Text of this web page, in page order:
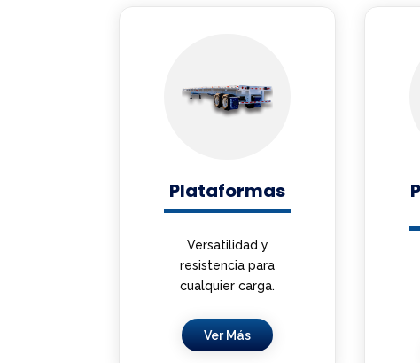
Plataformas
Versatilidad y
resistencia para
cualquier carga.
Ver Más